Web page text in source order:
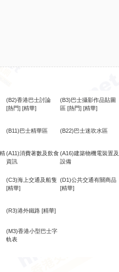
(B2)香港巴士討論
[熱門] [精華]
(B3)巴士攝影作品貼圖
區 [熱門] [精華]
(B11)巴士精華區 (B22)巴士迷吹水區
(A11)消費著數及飲食
資訊
(A16)建築物機電裝置及
設備
(C3)海上交通及船隻
[精華]
(D1)公共交通有關商品
[精華]
(R3)港外鐵路 [精華]
(M3)香港小型巴士字
軌表